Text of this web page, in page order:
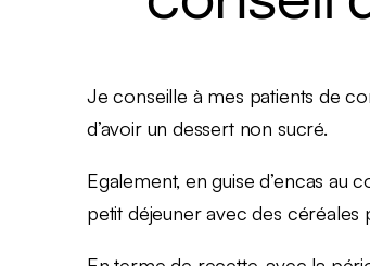
Je conseille à mes patients de
d’avoir un dessert non sucré.
Egalement, en guise d’encas au
petit déjeuner avec des céréales